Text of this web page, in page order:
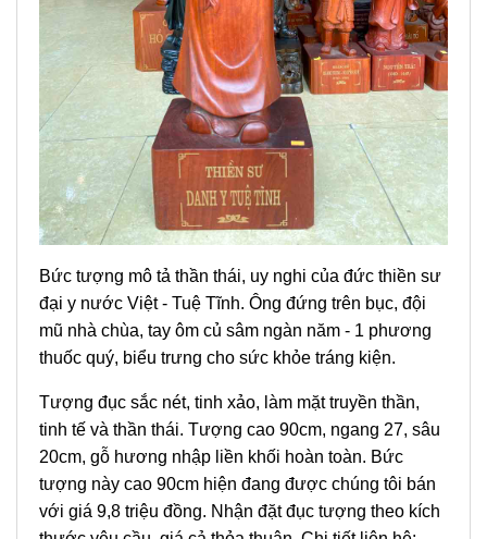
Bức tượng mô tả thần thái, uy nghi của đức thiền sư
đại y nước Việt - Tuệ Tĩnh. Ông đứng trên bục, đội
mũ nhà chùa, tay ôm củ sâm ngàn năm - 1 phương
thuốc quý, biểu trưng cho sức khỏe tráng kiện.
Tượng đục sắc nét, tinh xảo, làm mặt truyền thần,
tinh tế và thần thái. Tượng cao 90cm, ngang 27, sâu
20cm, gỗ hương nhập liền khối hoàn toàn. Bức
tượng này cao 90cm hiện đang được chúng tôi bán
với giá 9,8 triệu đồng. Nhận đặt đục tượng theo kích